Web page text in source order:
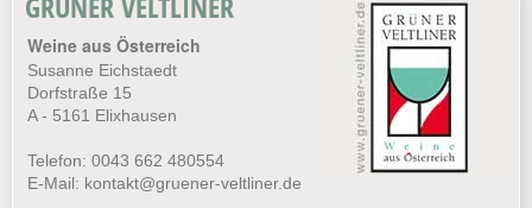
Weine aus Österreich
Susanne Eichstaedt
Dorfstraße 15
A - 5161 Elixhausen
Telefon: 0043 662 480554
E-Mail: kontakt@gruener-veltliner.de